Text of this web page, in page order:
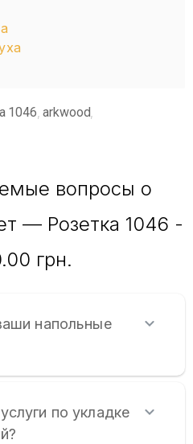
1046 ,arkwood
вопросы о
— Розетка 1046 -
грн.
напольные
по укладке